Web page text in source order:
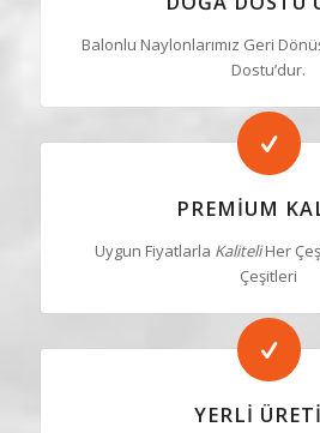
Balonlu Naylonlarımız Geri
Dostu’dur.
PREMIUM
Uygun Fiyatlarla KaliteliHer
Çeşitleri
YERLI